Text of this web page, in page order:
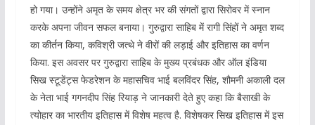
हो गया। उन्होंने अमृत के समय क्षेत्र भर की संगतों द्वारा सिरोवर में स्नान
करके अपना जीवन सफल बनाया। गुरुद्वारा साहिब में रागी सिंहों ने अमृत शब्द
का कीर्तन किया, कविश्री जत्थे ने वीरों की लड़ाई और इतिहास का वर्णन
किया. इस अवसर पर गुरुद्वारा साहिब के मुख्य प्रबंधक और ऑल इंडिया
सिख स्टूडेंट्स फेडरेशन के महासचिव भाई बलविंदर सिंह, शौमनी अकाली दल
के नेता भाई गगनदीप सिंह रियाड़ ने जानकारी देते हुए कहा कि बैसाखी के
त्योहार का भारतीय इतिहास में विशेष महत्व है. विशेषकर सिख इतिहास में इस